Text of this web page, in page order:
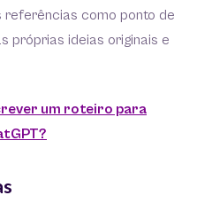
referências como ponto de
próprias ideias originais e
um roteiro para